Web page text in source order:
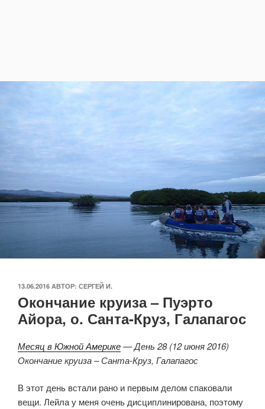
ОПУБЛИКОВАНО
13.06.2016 АВТОР: СЕРГЕЙ И.
Окончание круиза – Пуэрто
Айора, о. Санта-Круз, Галапагос
Месяц в Южной Америке— День 28 (12 июня 2016)
Окончание круиза – Санта-Круз, Галапагос
В этот день встали рано и первым делом спаковали
вещи. Лейла у меня очень дисциплинирована, поэтому